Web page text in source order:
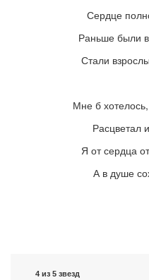
Сердце
Раньше были
Стали
Мне б
Расцветал
Я от сердца
А в душе
4 из 5 звезд